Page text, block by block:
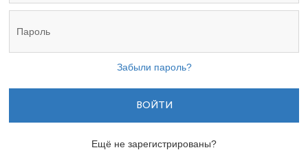
Забыли пароль?
ВОЙТИ
Ещё не зарегистрированы?